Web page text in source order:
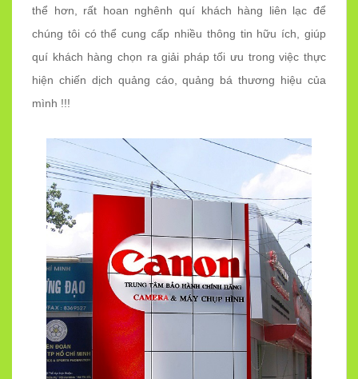
thể hơn, rất hoan nghênh quí khách hàng liên lạc để
chúng tôi có thể cung cấp nhiều thông tin hữu ích, giúp
quí khách hàng chọn ra giải pháp tối ưu trong việc thực
hiện chiến dịch quảng cáo, quảng bá thương hiệu của
mình !!!